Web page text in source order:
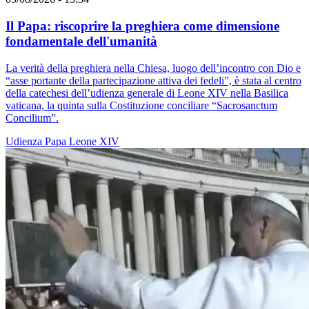
Il Papa: riscoprire la preghiera come dimensione
fondamentale dell'umanità
La verità della preghiera nella Chiesa, luogo dell’incontro con Dio e
“asse portante della partecipazione attiva dei fedeli”, è stata al centro
della catechesi dell’udienza generale di Leone XIV nella Basilica
vaticana, la quinta sulla Costituzione conciliare “Sacrosanctum
Concilium”.
Udienza Papa Leone XIV